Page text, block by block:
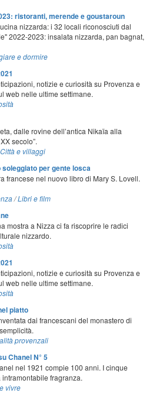
ristoranti, merende e goustaroun
nizzarda: i 32 locali riconosciuti dal
2022-2023: insalata nizzarda, pan bagnat,
e dormire
notizie e curiosità su Provenza e
web nelle ultime settimane.
dalle rovine dell’antica Nikaïa alla
secolo”.
Città e villaggi
per gente losca
francese nel nuovo libro di Mary S. Lovell.
/Libri e film
mostra a Nizza ci fa riscoprire le radici
nizzardo.
notizie e curiosità su Provenza e
web nelle ultime settimane.
piatto
dai francescani del monastero di
provenzali
Chanel N° 5
nel 1921 compie 100 anni. I cinque
fragranza.
vivre